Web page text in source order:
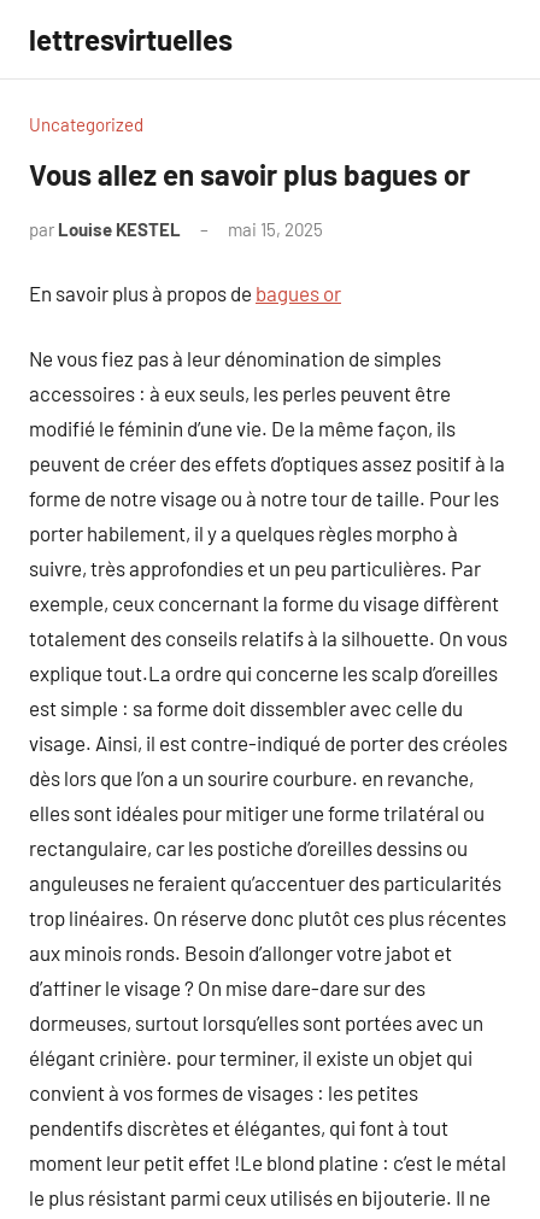
contenu
lettresvirtuelles
Uncategorized
Vous allez en savoir plus bagues or
par Louise KESTEL mai 15, 2025
En savoir plus à propos de bagues or
Ne vous fiez pas à leur dénomination de simples
accessoires : à eux seuls, les perles peuvent être
modifié le féminin d’une vie. De la même façon, ils
peuvent de créer des effets d’optiques assez positif à la
forme de notre visage ou à notre tour de taille. Pour les
porter habilement, il y a quelques règles morpho à
suivre, très approfondies et un peu particulières. Par
exemple, ceux concernant la forme du visage diffèrent
totalement des conseils relatifs à la silhouette. On vous
explique tout.La ordre qui concerne les scalp d’oreilles
est simple : sa forme doit dissembler avec celle du
visage. Ainsi, il est contre-indiqué de porter des créoles
dès lors que l’on a un sourire courbure. en revanche,
elles sont idéales pour mitiger une forme trilatéral ou
rectangulaire, car les postiche d’oreilles dessins ou
anguleuses ne feraient qu’accentuer des particularités
trop linéaires. On réserve donc plutôt ces plus récentes
aux minois ronds. Besoin d’allonger votre jabot et
d’affiner le visage ? On mise dare-dare sur des
dormeuses, surtout lorsqu’elles sont portées avec un
élégant crinière. pour terminer, il existe un objet qui
convient à vos formes de visages : les petites
pendentifs discrètes et élégantes, qui font à tout
moment leur petit effet !Le blond platine : c’est le métal
le plus résistant parmi ceux utilisés en bijouterie. Il ne